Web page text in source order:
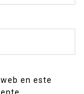
en este